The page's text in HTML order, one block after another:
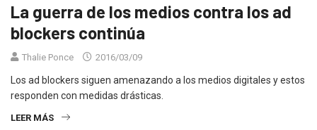
La guerra de los medios contra los ad
blockers continúa
Thalie Ponce 2016/03/09
Los ad blockers siguen amenazando a los medios digitales y estos
responden con medidas drásticas.
LEER MÁS